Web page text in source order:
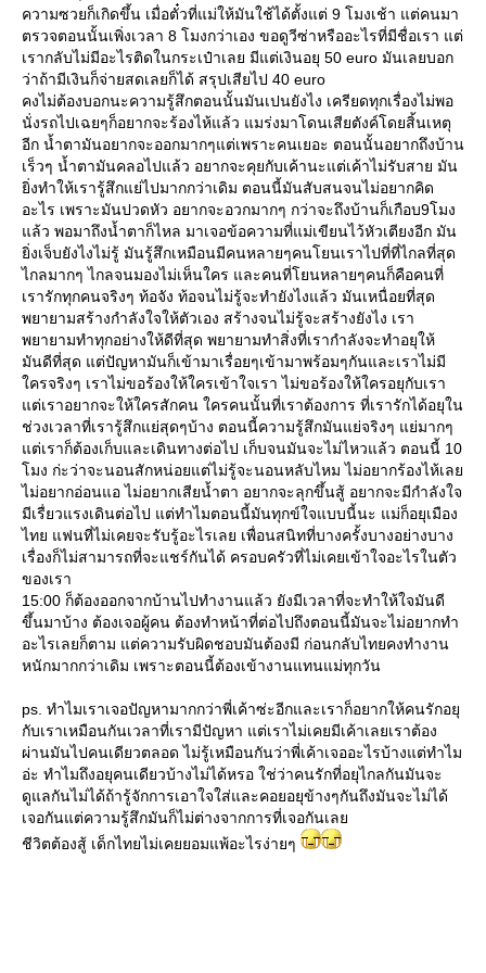
ความซวยก็เกิดขึ้น เมื่อตั๋วที่แม่ให้มันใช้ได้ตั้งแต่ 9 โมงเช้า แต่คนมา
ตรวจตอนนั้นเพิ่งเวลา 8 โมงกว่าเอง ขอดูวีซ่าหรืออะไรที่มีชื่อเรา แต่
เรากลับไม่มีอะไรติดในกระเป๋าเลย มีแต่เงินอยุ 50 euro มันเลยบอก
ว่าถ้ามีเงินก็จ่ายสดเลยก็ได้ สรุปเสียไป 40 euro
คงไม่ต้องบอกนะความรู้สึกตอนนั้นมันเปนยังไง เครียดทุกเรื่องไม่พอ
นั่งรถไปเฉยๆก็อยากจะร้องไห้แล้ว แมร่งมาโดนเสียตังค์โดยสิ้นเหตุ
อีก น้ำตามันอยากจะออกมากๆแต่เพราะคนเยอะ ตอนนั้นอยากถึงบ้าน
เร็วๆ น้ำตามันคลอไปแล้ว อยากจะคุยกับเค้านะแต่เค้าไม่รับสาย มัน
ิ่งทำให้เรารู้สึกแย่ไปมากกว่าเดิม ตอนนี้มันสับสนจนไม่อยากคิด
อะไร เพราะมันปวดหัว อยากจะอวกมากๆ กว่าจะถึงบ้านก็เกือบ9โมง
ล้ว พอมาถึงน้ำตาก็ไหล มาเจอข้อความที่แม่เขียนไว้หัวเตียงอีก มัน
ิ่งเจ็บยังไงไม่รู้ มันรู้สึกเหมือนมีคนหลายๆคนโยนเราไปที่ที่ไกลที่สุด
ไกลมากๆ ไกลจนมองไม่เห็นใคร และคนที่โยนหลายๆคนก็คือคนที่
เรารักทุกคนจริงๆ ท้อจัง ท้อจนไม่รู้จะทำยังไงแล้ว มันเหนื่อยที่สุด
พยายามสร้างกำลังใจให้ตัวเอง สร้างจนไม่รู้จะสร้างยังไง เรา
พยายามทำทุกอย่างให้ดีที่สุด พยายามทำสิ่งที่เรากำลังจะทำอยุให้
มันดีที่สุด แต่ปัญหามันก็เข้ามาเรื่อยๆเข้ามาพร้อมๆกันและเราไม่มี
ครจริงๆ เราไม่ขอร้องให้ใครเข้าใจเรา ไม่ขอร้องให้ใครอยุกับเรา
ต่เราอยากจะให้ใครสักคน ใครคนนั้นที่เราต้องการ ที่เรารักได้อยุใน
ช่วงเวลาที่เรารู้สึกแย่สุดๆบ้าง ตอนนี้ความรู้สึกมันแย่จริงๆ แย่มากๆ
ต่เราก็ต้องเก็บและเดินทางต่อไป เก็บจนมันจะไม่ไหวแล้ว ตอนนี้ 10
มง ก่ะว่าจะนอนสักหน่อยแต่ไม่รู้จะนอนหลับไหม ไม่อยากร้องไห้เล
ไม่อยากอ่อนแอ ไม่อยากเสียน้ำตา อยากจะลุกขึ้นสู้ อยากจะมีกำลังใจ
มีเรื่ยวแรงเดินต่อไป แต่ทำไมตอนนี้มันทุกข์ใจแบบนี้นะ แม่ก็อยุเมือง
ไทย แฟนที่ไม่เคยจะรับรู้อะไรเลย เพื่อนสนิทที่บางครั้งบางอย่างบาง
เรื่องก็ไม่สามารถที่จะแชร์กันได้ ครอบครัวที่ไม่เคยเข้าใจอะไรในตัว
ของเรา
15:00 ก็ต้องออกจากบ้านไปทำงานแล้ว ยังมีเวลาที่จะทำให้ใจมันดี
ขึ้นมาบ้าง ต้องเจอผู้คน ต้องทำหน้าที่ต่อไปถึงตอนนี้มันจะไม่อยากทำ
อะไรเลยก็ตาม แต่ความรับผิดชอบมันต้องมี ก่อนกลับไทยคงทำงาน
หนักมากกว่าเดิม เพราะตอนนี้ต้องเข้างานแทนแม่ทุกวัน
ps. ทำไมเราเจอปัญหามากกว่าพี่เค้าซ่ะอีกและเราก็อยากให้คนรักอยุ
กับเราเหมือนกันเวลาที่เรามีปัญหา แต่เราไม่เคยมีเค้าเลยเราต้อง
ผ่านมันไปคนเดียวตลอด ไม่รู้เหมือนกันว่าพี่เค้าเจออะไรบ้างแต่ทำไม
อ่ะ ทำไมถึงอยุคนเดียวบ้างไม่ได้หรอ ใช่ว่าคนรักที่อยุไกลกันมันจะ
ดูแลกันไม่ได้ถ้ารู้จักการเอาใจใส่และคอยอยุข้างๆกันถึงมันจะไม่ได้
เจอกันแต่ความรู้สึกมันก็ไม่ต่างจากการที่เจอกันเล
ชีวิตต้องสู้ เด็กไทยไม่เคยยอมแพ้อะไรง่ายๆ